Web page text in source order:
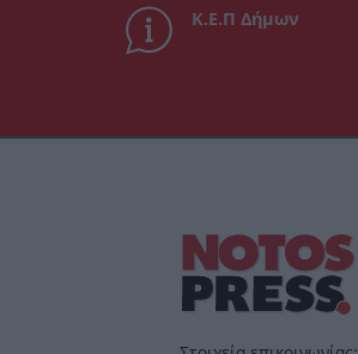
Κ.Ε.Π Δήμων